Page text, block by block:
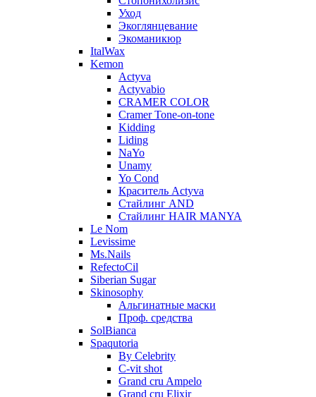
Уход
Экоглянцевание
Экоманикюр
ItalWax
Kemon
Actyva
Actyvabio
CRAMER COLOR
Cramer Tone-on-tone
Kidding
Liding
NaYo
Unamy
Yo Cond
Краситель Actyva
Стайлинг AND
Стайлинг HAIR MANYA
Le Nom
Levissime
Ms.Nails
RefectoCil
Siberian Sugar
Skinosophy
Альгинатные маски
Проф. средства
SolBianca
Spaqutoria
By Celebrity
C-vit shot
Grand cru Ampelo
Grand сru Elixir